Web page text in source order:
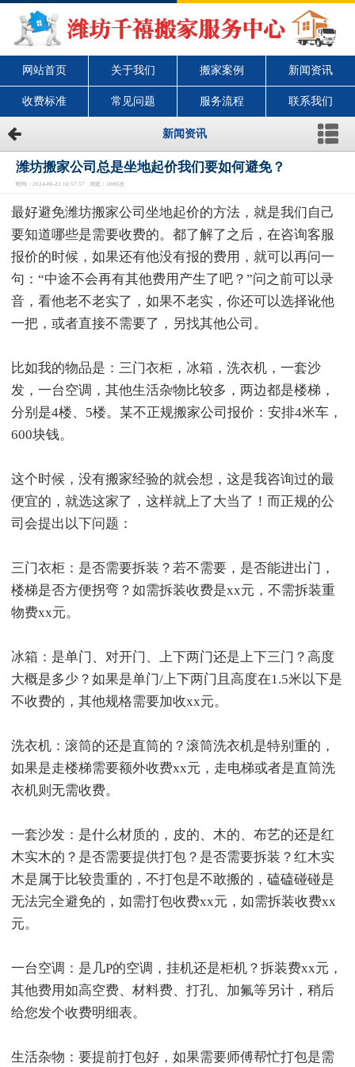
网站首页 关于我们 搬家案例 新闻资讯
收费标准 常见问题 服务流程 联系我们
新闻资讯
潍坊搬家公司总是坐地起价我们要如何避免？
时间：2024-06-22 10:57:57 浏览：1080次
最好避免潍坊搬家公司坐地起价的方法，就是我们自己
要知道哪些是需要收费的。都了解了之后，在咨询客服
报价的时候，如果还有他没有报的费用，就可以再问一
句：“中途不会再有其他费用产生了吧？”问之前可以录
音，看他老不老实了，如果不老实，你还可以选择讹他
一把，或者直接不需要了，另找其他公司。
比如我的物品是：三门衣柜，冰箱，洗衣机，一套沙
发，一台空调，其他生活杂物比较多，两边都是楼梯，
分别是4楼、5楼。某不正规搬家公司报价：安排4米车，
600块钱。
这个时候，没有搬家经验的就会想，这是我咨询过的最
便宜的，就选这家了，这样就上了大当了！而正规的公
司会提出以下问题：
三门衣柜：是否需要拆装？若不需要，是否能进出门，
楼梯是否方便拐弯？如需拆装收费是xx元，不需拆装重
物费xx元。
冰箱：是单门、对开门、上下两门还是上下三门？高度
大概是多少？如果是单门/上下两门且高度在1.5米以下是
不收费的，其他规格需要加收xx元。
洗衣机：滚筒的还是直筒的？滚筒洗衣机是特别重的，
如果是走楼梯需要额外收费xx元，走电梯或者是直筒洗
衣机则无需收费。
一套沙发：是什么材质的，皮的、木的、布艺的还是红
木实木的？是否需要提供打包？是否需要拆装？红木实
木是属于比较贵重的，不打包是不敢搬的，磕磕碰碰是
无法完全避免的，如需打包收费xx元，如需拆装收费xx
元。
一台空调：是几P的空调，挂机还是柜机？拆装费xx元，
其他费用如高空费、材料费、打孔、加氟等另计，稍后
给您发个收费明细表。
生活杂物：要提前打包好，如果需要师傅帮忙打包是需